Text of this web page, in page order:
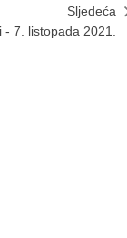
Sljedeća
7. listopada 2021.